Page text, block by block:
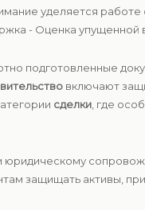
уделяется работе
- Оценка упущенной
подготовленные
включают
сделки , где
защищать активы,